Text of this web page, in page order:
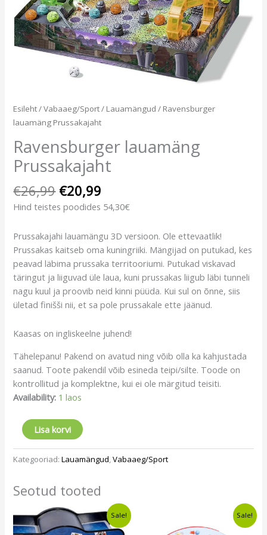
Esileht/Vabaaeg/Sport/ Lauamängud / Ravensburger
lauamäng Prussakajaht
Ravensburger lauamäng
Prussakajaht
€26,99 €20,99
Hind teistes poodides 54,30€
Prussakajahi lauamängu 3D versioon. Ole ettevaatlik!
Prussakas kaitseb oma kuningriiki. Mängijad on putukad, kes
peavad läbima prussaka territooriumi. Putukad viskavad
täringut ja liiguvad üle laua, kuni prussakas liigub läbi tunneli
nagu kuul ja proovib neid kinni püüda. Kui sul on õnne, siis
ületad finišši nii, et sa pole prussakale ette jäänud.
Kaasas on ingliskeelne juhend!
Tähelepanu! Pakend on avatud ning võib olla ka kahjustada
saanud. Toote pakendil võib esineda teipi/silte. Toode on
kontrollitud ja komplektne, kui ei ole märgitud teisiti.
Availability: 1 laos
Lisa korvi
Kategooriad:Lauamängud,Vabaaeg/Sport
Seotud tooted
Sale!
Algne
hind
oli:
Current
price
is:
Sale!
oli:
Current
price
is: